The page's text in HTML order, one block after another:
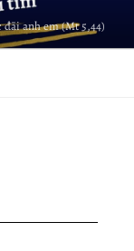
anh em (Mt 5,44)